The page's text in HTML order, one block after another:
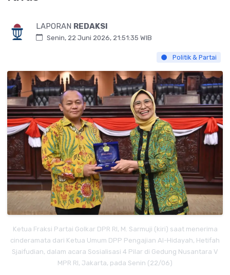
LAPORAN REDAKSI
Senin, 22 Juni 2026, 21:51:35 WIB
Politik & Partai
Ketua Fraksi Partai Golkar DPR RI, M. Sarmuji (kiri) saat menerima
cinderamata dari Ketua Umum DPP Pengajian Al-Hidayah, Hetifah
Sjaifudian, dalam acara Sosialisasi 4 Pilar di Gedung Nusantara V
MPR RI, Jakarta, pada Senin (22/06)